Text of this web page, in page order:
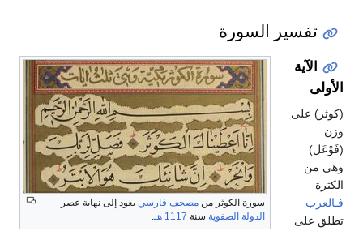
تفسير السورة
سورة الكوثر من مصحف فارسي يعود إلى نهاية عصر
الدولة الصفوية سنة 1117 هـ
الآية
الأولى
(كوثر) على
وزن
(فَوْعَل)
وهي من
الكثرة
فـالعرب
تطلق على